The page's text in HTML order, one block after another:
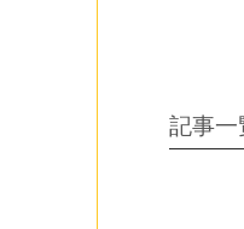
記事一